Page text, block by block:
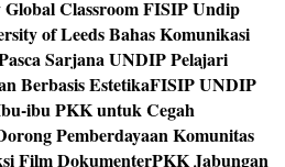
Classroom FISIP Undip
of Leeds Bahas Komunikasi
Sarjana UNDIP Pelajari
Berbasis EstetikaFISIP UNDIP
ibu PKK untuk Cegah
Pemberdayaan Komunitas
Film DokumenterPKK Jabungan